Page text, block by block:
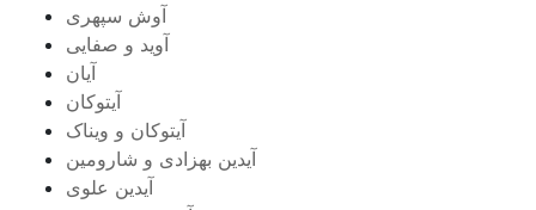
آوش سپهری
آوید و صفایی
آیان
آیتوکان
آیتوکان و ویناک
آیدین بهزادی و شارومین
آیدین علوی